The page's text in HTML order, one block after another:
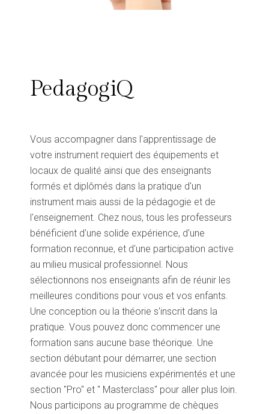
PedagogiQ
Vous accompagner dans l'apprentissage de
votre instrument requiert des équipements et
locaux de qualité ainsi que des enseignants
formés et diplômés dans la pratique d'un
instrument mais aussi de la pédagogie et de
l'enseignement. Chez nous, tous les professeurs
bénéficient d'une solide expérience, d'une
formation reconnue, et d'une participation active
au milieu musical professionnel. Nous
sélectionnons nos enseignants afin de réunir les
meilleures conditions pour vous et vos enfants.
Une conception ou la théorie s'inscrit dans la
pratique. Vous pouvez donc commencer une
formation sans aucune base théorique. Une
section débutant pour démarrer, une section
avancée pour les musiciens expérimentés et une
section ''Pro'' et '' Masterclass'' pour aller plus loin.
Nous participons au programme de chèques